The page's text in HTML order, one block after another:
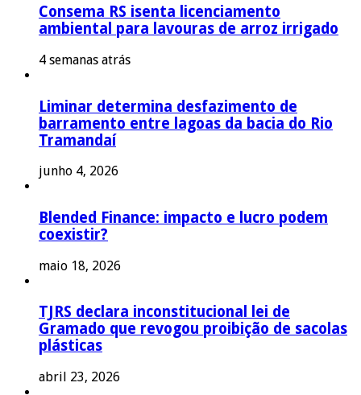
Consema RS isenta licenciamento
ambiental para lavouras de arroz irrigado
4 semanas atrás
Liminar determina desfazimento de
barramento entre lagoas da bacia do Rio
Tramandaí
junho 4, 2026
Blended Finance: impacto e lucro podem
coexistir?
maio 18, 2026
TJRS declara inconstitucional lei de
Gramado que revogou proibição de sacolas
plásticas
abril 23, 2026